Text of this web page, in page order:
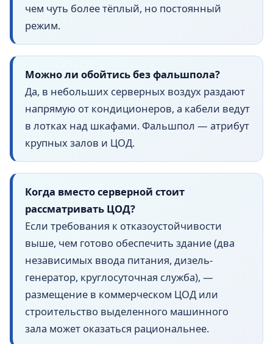
чем чуть более тёплый, но постоянный
режим.
Можно ли обойтись без фальшпола?
Да, в небольших серверных воздух раздают
напрямую от кондиционеров, а кабели ведут
в лотках над шкафами. Фальшпол — атрибут
крупных залов и ЦОД.
Когда вместо серверной стоит
рассматривать ЦОД?
Если требования к отказоустойчивости
выше, чем готово обеспечить здание (два
независимых ввода питания, дизель-
генератор, круглосуточная служба), —
размещение в коммерческом ЦОД или
строительство выделенного машинного
зала может оказаться рациональнее.